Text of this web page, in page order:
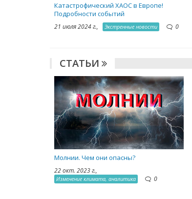
Катастрофический ХАОС в Европе!
Подробности событий
21 июля 2024 г., Экстренные новости 0
СТАТЬИ
Молнии. Чем они опасны?
22 окт. 2023 г.,
Изменение климата, аналитика 0